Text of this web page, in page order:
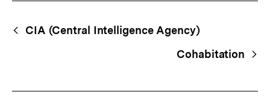
Begriffsnavigation
Content-
Navigation
CIA (Central Intelligence Agency)
Cohabitation